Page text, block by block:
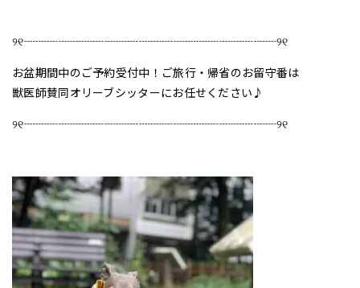
୨୧┈┈┈┈┈┈┈┈┈┈┈┈┈┈┈┈┈┈┈┈┈┈୨୧
お盆期間中のご予約受付中！ご旅行・帰省のお留守番は
獣医師賛同オリーブシッターにお任せください♪
୨୧┈┈┈┈┈┈┈┈┈┈┈┈┈┈┈┈┈┈┈┈┈┈୨୧